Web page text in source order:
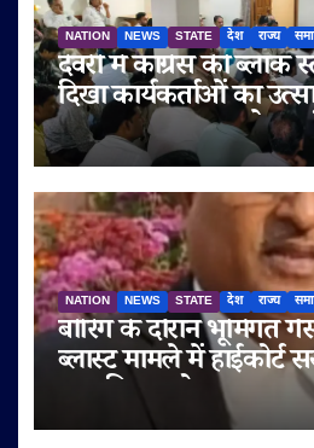
NATION NEWS STATE देश राज्य
देवरी में कांग्रेस की ब्लॉक
दिखा कार्यकर्ताओं का
स्तर तक मज़बूत करने पर
NATION NEWS STATE देश राज्य
बोरिंग के दौरान भूमिगत
ब्लास्ट मामले में
नगर निगम को इलाज का
चुकाने के आदेश